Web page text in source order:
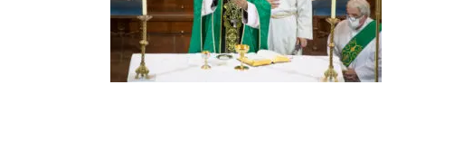
Paulo
–
Região
Episcopal